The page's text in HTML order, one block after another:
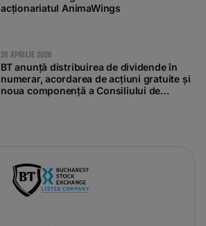
acționariatul AnimaWings
28 APRILIE 2026
BT anunță distribuirea de dividende în
numerar, acordarea de acțiuni gratuite și
noua componență a Consiliului de